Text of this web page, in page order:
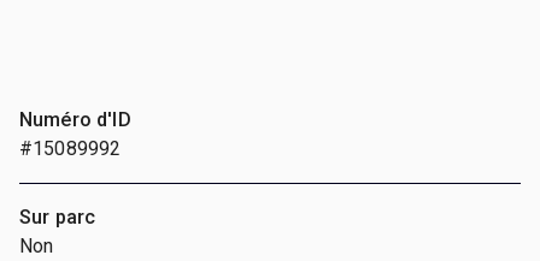
Numéro d'ID
#15089992
Sur parc
Non